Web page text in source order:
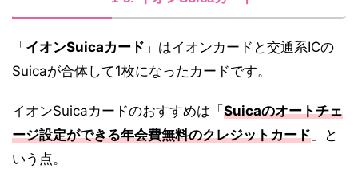
「 イオンSuicaカード 」はイオンカードと交通系ICの
Suicaが合体して1枚になったカードです。
イオンSuicaカードのおすすめは「 Suicaのオートチェ
ージ設定ができる年会費無料のクレジットカード 」と
いう点。